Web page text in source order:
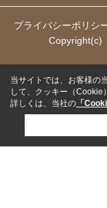
プライバシーポリシ
Copyright(c)
当サイトでは、お客様の
して、クッキー（Cookie
詳しくは、当社の 「